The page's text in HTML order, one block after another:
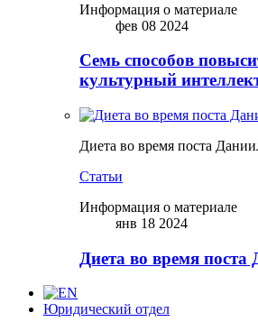
Информация о материале
фев 08 2024
Семь способов
культурный
Диета во время поста
Статьи
Информация о материале
янв 18 2024
Диета во время поста
Юридический отдел